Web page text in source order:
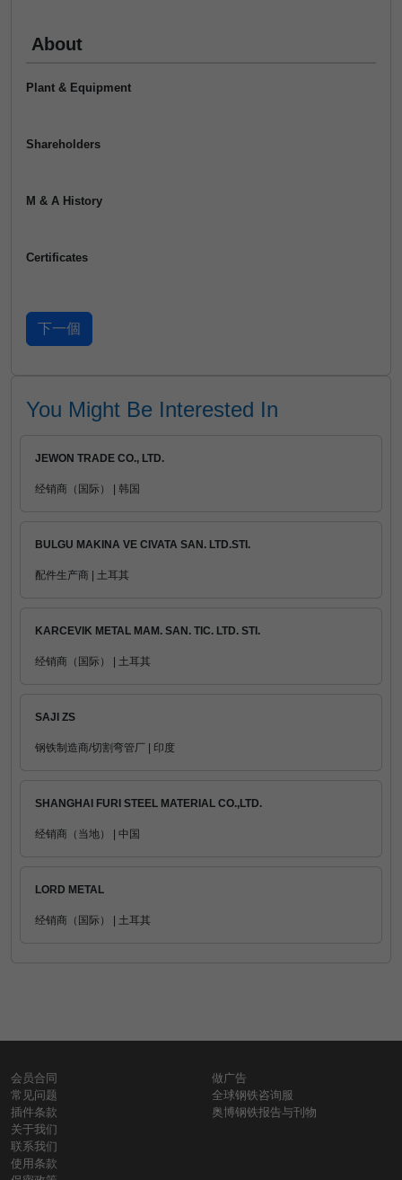
About
Plant & Equipment
Shareholders
M & A History
Certificates
You Might Be Interested In
JEWON TRADE CO., LTD.
经销商（国际） | 韩国
BULGU MAKINA VE CIVATA SAN. LTD.STI.
配件生产商 | 土耳其
KARCEVIK METAL MAM. SAN. TIC. LTD. STI.
经销商（国际） | 土耳其
SAJI ZS
钢铁制造商/切割弯管厂 | 印度
SHANGHAI FURI STEEL MATERIAL CO.,LTD.
经销商（当地） | 中国
LORD METAL
经销商（国际） | 土耳其
会员合同
常见问题
插件条款
关于我们
联系我们
使用条款
做广告
全球钢铁咨询服
奥博钢铁报告与刊物